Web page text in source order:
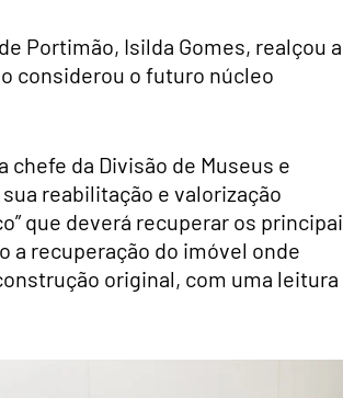
Portimão, Isilda Gomes, realçou a
considerou o futuro núcleo
da Divisão de Museus e
reabilitação e valorização
que deverá recuperar os
recuperação do imóvel onde
original, com uma leitura